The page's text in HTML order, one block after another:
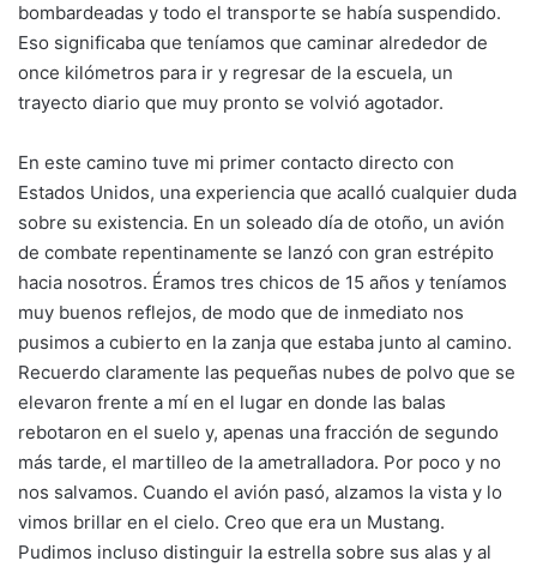
bombardeadas y todo el transporte se había suspendido.
Eso significaba que teníamos que caminar alrededor de
once kilómetros para ir y regresar de la escuela, un
trayecto diario que muy pronto se volvió agotador.
En este camino tuve mi primer contacto directo con
Estados Unidos, una experiencia que acalló cualquier duda
sobre su existencia. En un soleado día de otoño, un avión
de combate repentinamente se lanzó con gran estrépito
hacia nosotros. Éramos tres chicos de 15 años y teníamos
muy buenos reflejos, de modo que de inmediato nos
pusimos a cubierto en la zanja que estaba junto al camino.
Recuerdo claramente las pequeñas nubes de polvo que se
elevaron frente a mí en el lugar en donde las balas
rebotaron en el suelo y, apenas una fracción de segundo
más tarde, el martilleo de la ametralladora. Por poco y no
nos salvamos. Cuando el avión pasó, alzamos la vista y lo
vimos brillar en el cielo. Creo que era un Mustang.
Pudimos incluso distinguir la estrella sobre sus alas y al